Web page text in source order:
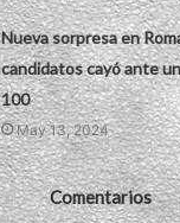
Nueva sorpresa en
candidatos cayó ante
100
May 13, 2024
Comentarios